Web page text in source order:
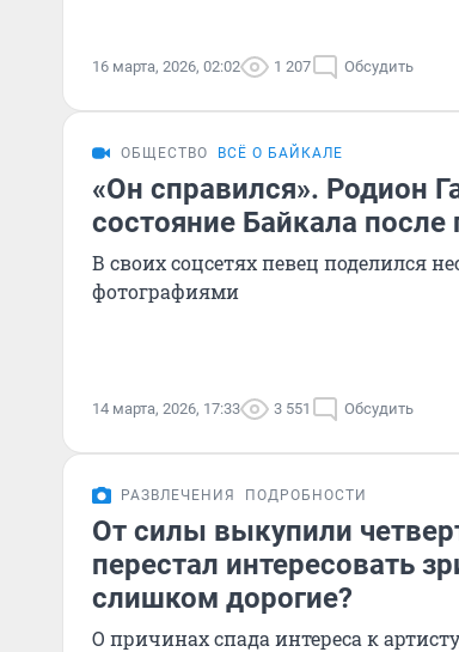
16 марта, 2026, 02:02 1 207 Обсудить
ОБЩЕСТВО ВСЁ О БАЙКАЛЕ
«Он справился». Родион
состояние Байкала
В своих соцсетях певец поделился
фотографиями
14 марта, 2026, 17:33 3 551 Обсудить
РАЗВЛЕЧЕНИЯ ПОДРОБНОСТИ
От силы выкупили
перестал интересовать
слишком дорогие?
О причинах спада интереса к